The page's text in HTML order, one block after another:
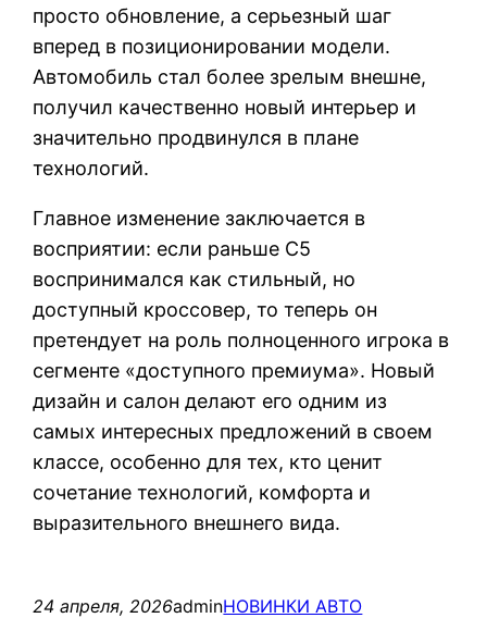
просто обновление, а серьезный шаг
вперед в позиционировании модели.
Автомобиль стал более зрелым внешне,
получил качественно новый интерьер и
значительно продвинулся в плане
технологий.
Главное изменение заключается в
восприятии: если раньше C5
воспринимался как стильный, но
доступный кроссовер, то теперь он
претендует на роль полноценного игрока в
сегменте «доступного премиума». Новый
дизайн и салон делают его одним из
самых интересных предложений в своем
классе, особенно для тех, кто ценит
сочетание технологий, комфорта и
выразительного внешнего вида.
24 апреля, 2026adminНОВИНКИ АВТО